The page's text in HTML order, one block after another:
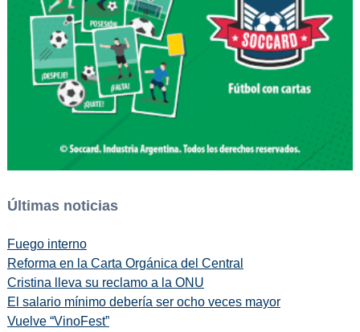
Últimas noticias
Fuego interno
Reforma en la Carta Orgánica del Central
Cristina lleva su reclamo a la ONU
El salario mínimo debería ser ocho veces mayor
Vuelve “VinoFest”